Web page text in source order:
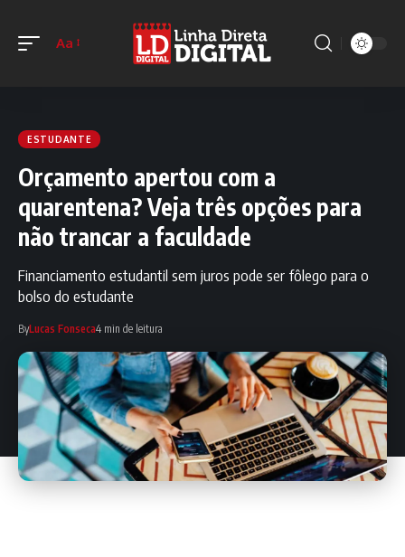
Aa
ESTUDANTE
Orçamento apertou com a
quarentena? Veja três opções para
não trancar a faculdade
Financiamento estudantil sem juros pode ser fôlego para o
bolso do estudante
ByLucas Fonseca4 min de leitura